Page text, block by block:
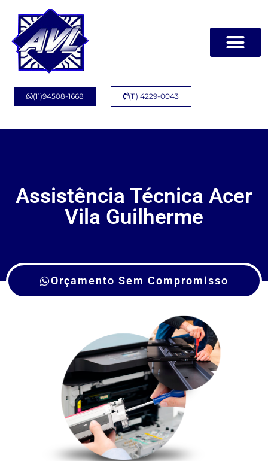
(11)94508-1668 (11) 4229-0043
Assistência Técnica Acer
Vila Guilherme
Orçamento Sem Compromisso